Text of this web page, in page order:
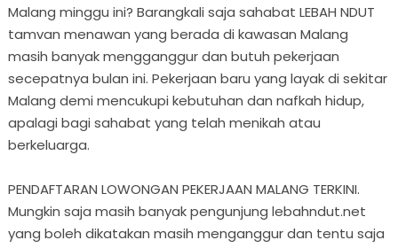
Malang minggu ini? Barangkali saja sahabat LEBAH NDUT
tamvan menawan yang berada di kawasan Malang
masih banyak mengganggur dan butuh pekerjaan
secepatnya bulan ini. Pekerjaan baru yang layak di sekitar
Malang demi mencukupi kebutuhan dan nafkah hidup,
apalagi bagi sahabat yang telah menikah atau
berkeluarga.
PENDAFTARAN LOWONGAN PEKERJAAN MALANG TERKINI.
Mungkin saja masih banyak pengunjung lebahndut.net
yang boleh dikatakan masih menganggur dan tentu saja